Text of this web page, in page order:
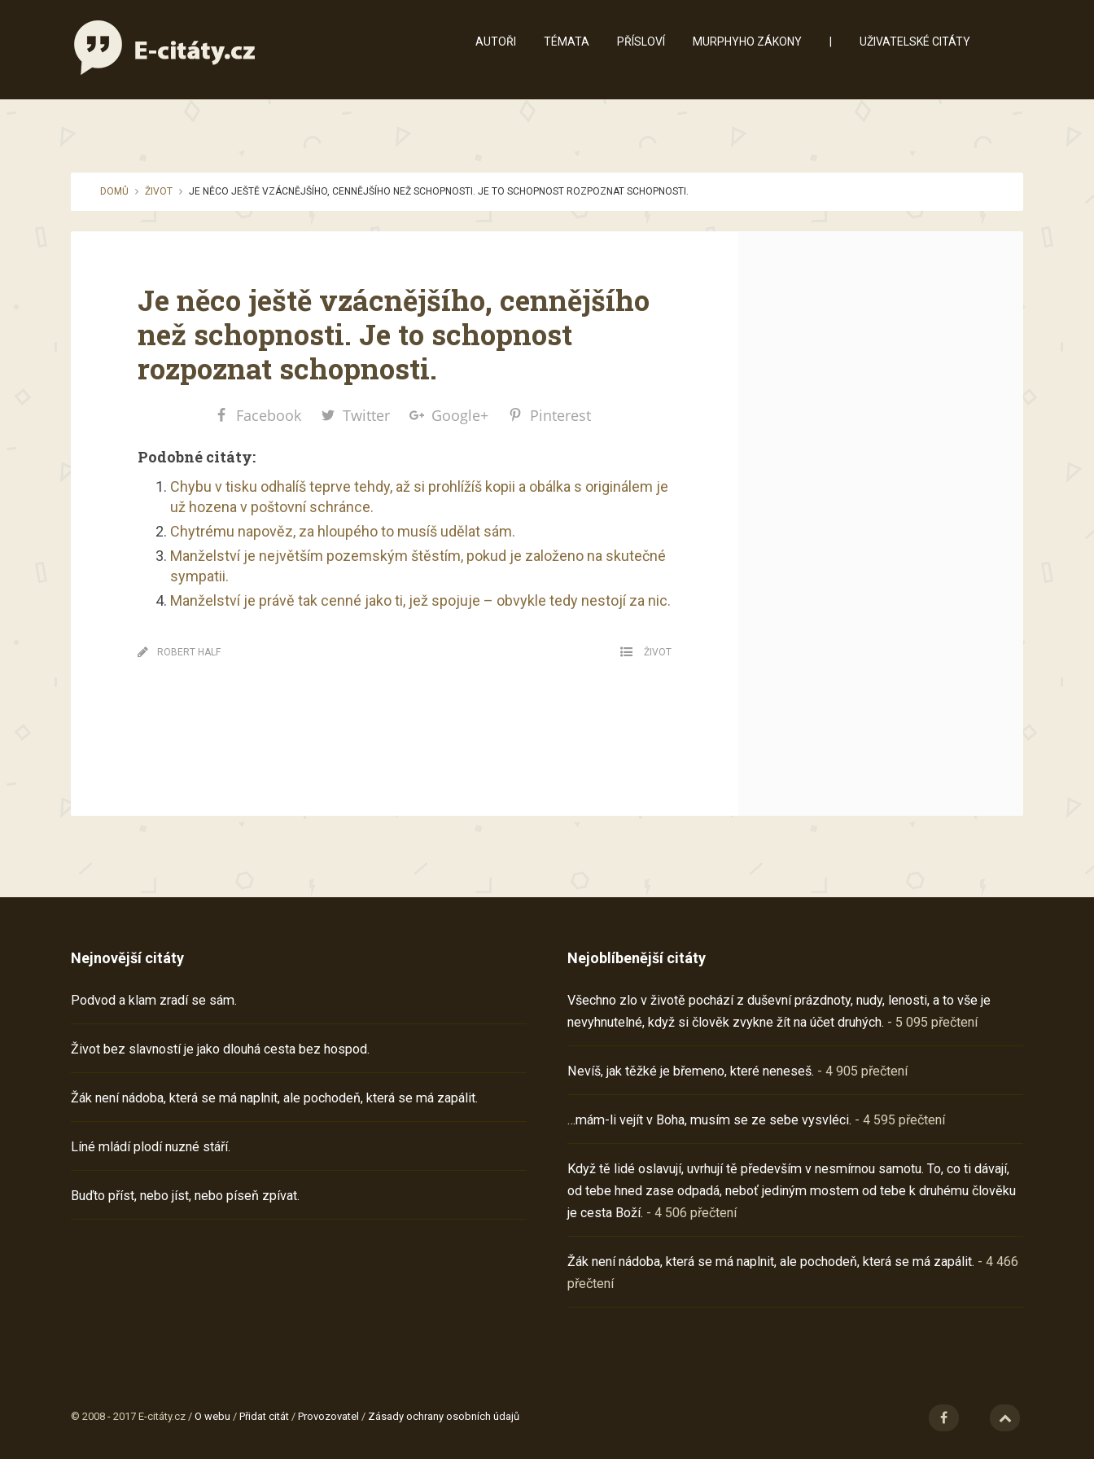
AUTOŘI TÉMATA PŘÍSLOVÍ MURPHYHO ZÁKONY UŽIVATELSKÉ CITÁTY
DOMŮ ŽIVOT JE NĚCO JEŠTĚ VZÁCNĚJŠÍHO, CENNĚJŠÍHO NEŽ SCHOPNOSTI. JE TO SCHOPNOST ROZPOZNAT SCHOPNOSTI.
Je něco ještě vzácnějšího, cennějšího
než schopnosti. Je to schopnost
rozpoznat schopnosti.
Facebook Twitter Google+ Pinterest
Podobné citáty:
Chybu v tisku odhalíš teprve tehdy, až si prohlížíš kopii a obálka s originálem je
už hozena v poštovní schránce.
Chytrému napověz, za hloupého to musíš udělat sám.
Manželství je největším pozemským štěstím, pokud je založeno na skutečné
sympatii.
Manželství je právě tak cenné jako ti, jež spojuje – obvykle tedy nestojí za nic.
ROBERT HALF ŽIVOT
Nejnovější citáty
Podvod a klam zradí se sám.
Život bez slavností je jako dlouhá cesta bez hospod.
Žák není nádoba, která se má naplnit, ale pochodeň, která se má zapálit.
Líné mládí plodí nuzné stáří.
Buďto příst, nebo jíst, nebo píseň zpívat.
Nejoblíbenější citáty
Všechno zlo v životě pochází z duševní prázdnoty, nudy, lenosti, a to vše je
nevyhnutelné, když si člověk zvykne žít na účet druhých. - 5 095 přečtení
Nevíš, jak těžké je břemeno, které neneseš. - 4 905 přečtení
…mám-li vejít v Boha, musím se ze sebe vysvléci. - 4 595 přečtení
Když tě lidé oslavují, uvrhují tě především v nesmírnou samotu. To, co ti dávají,
od tebe hned zase odpadá, neboť jediným mostem od tebe k druhému člověku
je cesta Boží. - 4 506 přečtení
Žák není nádoba, která se má naplnit, ale pochodeň, která se má zapálit. - 4 466
přečtení
© 2008 - 2017 E-citáty.cz / O webu / Přidat citát / Provozovatel / Zásady ochrany osobních údajů